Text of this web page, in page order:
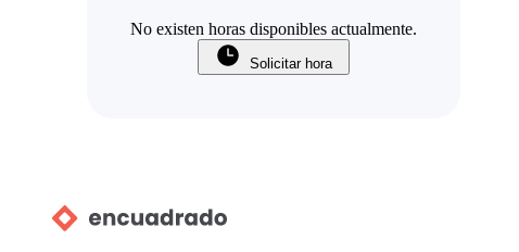
No existen horas disponibles actualmente.
Solicitar hora